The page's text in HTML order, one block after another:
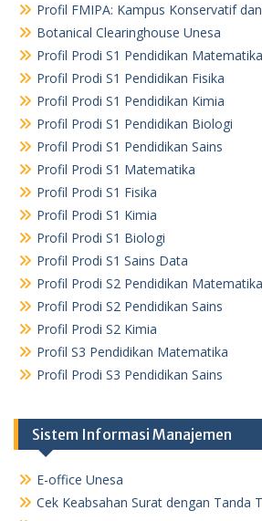
Profil FMIPA: Kampus Konservatif
Botanical Clearinghouse Unesa
Profil Prodi S1 Pendidikan Matematika
Profil Prodi S1 Pendidikan Fisika
Profil Prodi S1 Pendidikan Kimia
Profil Prodi S1 Pendidikan Biologi
Profil Prodi S1 Pendidikan Sains
Profil Prodi S1 Matematika
Profil Prodi S1 Fisika
Profil Prodi S1 Kimia
Profil Prodi S1 Biologi
Profil Prodi S1 Sains Data
Profil Prodi S2 Pendidikan Matematika
Profil Prodi S2 Pendidikan Sains
Profil Prodi S2 Kimia
Profil S3 Pendidikan Matematika
Profil Prodi S3 Pendidikan Sains
Sistem Informasi Manajemen
E-office Unesa
Cek Keabsahan Surat dengan Tanda